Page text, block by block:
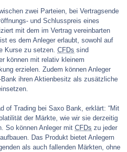
zwei Parteien, bei Vertragsende
und Schlusspreis eines
mit dem im Vertrag vereinbarten
es dem Anleger erlaubt, sowohl auf
Kurse zu setzen. CFDs sind
können mit relativ kleinem
erzielen. Zudem können Anleger
ihren Aktienbesitz als zusätzliche
of Trading bei Saxo Bank, erklärt: “Mit
der Märkte, wie wir sie derzeitig
So können Anleger mit CFDs zu jeder
Das Produkt bietet Anlegern
als auch fallenden Märkten, ohne